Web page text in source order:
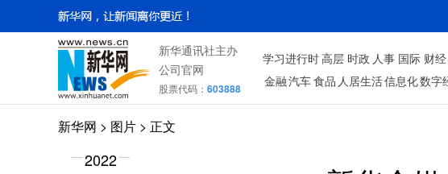
新华通讯社主办
公司官网
股票代码： 603888
学习进行时高层 时政 人事 国际 财经
金融汽车食品 人居生活信息化数字
新华网 > 图片 > 正文
2022